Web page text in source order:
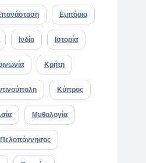
Εμπόριο
Ινδία Ιστορία
Κρήτη
Κύπρος
Μυθολογία
Πελοπόννησος